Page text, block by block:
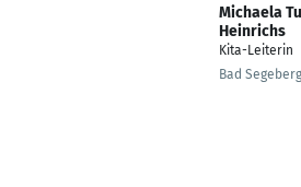
Michaela
Heinrichs
Kita-Leiterin
Bad Segeberg